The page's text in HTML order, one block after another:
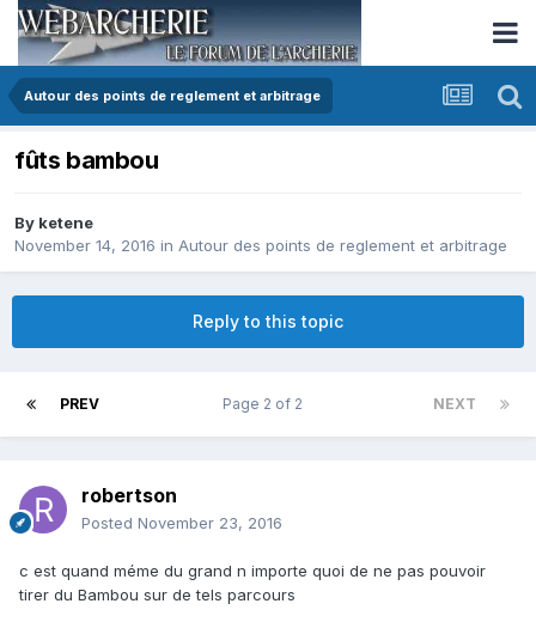
Autour des points de reglement et arbitrage
fûts bambou
By ketene
November 14, 2016 in Autour des points de reglement et arbitrage
Reply to this topic
PREV NEXT
Page 2 of 2
robertson
Posted November 23, 2016
c est quand méme du grand n importe quoi de ne pas pouvoir
tirer du Bambou sur de tels parcours